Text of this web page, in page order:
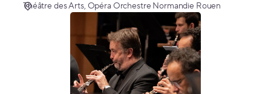
Théâtre des Arts Opéra Orchestre Normandie Rouen